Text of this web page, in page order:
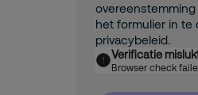
het formulier in te
privacybeleid.
Verificatie
Browser check